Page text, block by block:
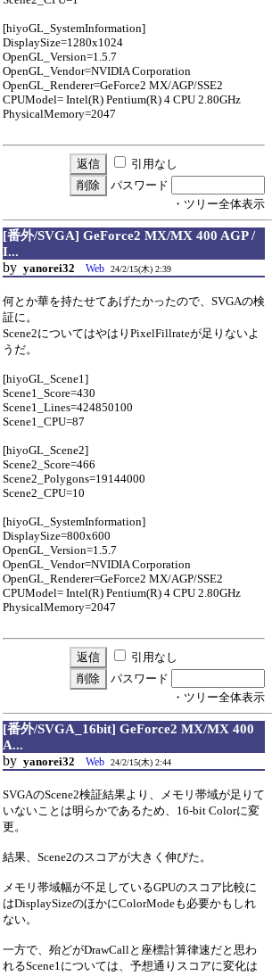
[hiyoGL_SystemInformation]
DisplaySize=1280x1024
OpenGL_Version=1.5.7
OpenGL_Vendor=NVIDIA Corporation
OpenGL_Renderer=GeForce2 MX/AGP/SSE2
CPUModel= Intel(R) Pentium(R) 4 CPU 2.80GHz
PhysicalMemory=2047
引用なし
パスワード
・ツリー全体表示
[番外/SVGA] GeForce2 MX/MX 400 AGP /
I...
by yanorei32 Web 24/2/15(木) 2:39
何とか華を持たせてあげたかったので、SVGAの検
証に。
Scene2についてはやはりPixelFillrateが足りないよ
うだ。
[hiyoGL_Scene1]
Scene1_Score=430
Scene1_Lines=424850100
Scene1_CPU=87
[hiyoGL_Scene2]
Scene2_Score=466
Scene2_Polygons=19144000
Scene2_CPU=10
[hiyoGL_SystemInformation]
DisplaySize=800x600
OpenGL_Version=1.5.7
OpenGL_Vendor=NVIDIA Corporation
OpenGL_Renderer=GeForce2 MX/AGP/SSE2
CPUModel= Intel(R) Pentium(R) 4 CPU 2.80GHz
PhysicalMemory=2047
引用なし
パスワード
・ツリー全体表示
[番外/SVGA_16bit] GeForce2 MX/MX 400
A...
by yanorei32 Web 24/2/15(木) 2:44
SVGAのScene2検証結果より、メモリ帯域が足りて
いないことは明らかであるため、16-bit Colorに変
更。
結果、Scene2のスコアが大きく伸びた。
メモリ帯域幅が不足しているGPUのスコア比較に
はDisplaySizeのほかにColorModeも必要かもしれ
ない。
一方で、殆どがDrawCallと座標計算律速だと思わ
れるScene1については、予想通りスコアに変化は